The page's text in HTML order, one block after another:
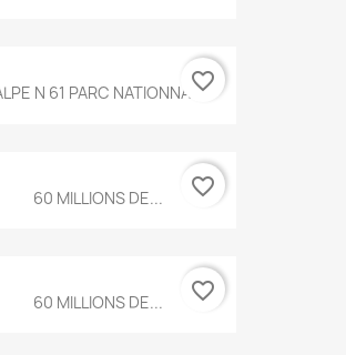
N 61 PARC NATIONNAL...
favorite_border
60 MILLIONS DE... favorite_border
60 MILLIONS DE... favorite_border